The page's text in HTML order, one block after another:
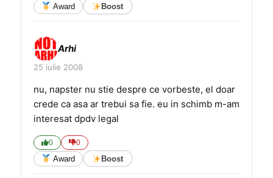
Award Boost
Arhi
25 iulie 2008
nu, napster nu stie despre ce vorbeste, el doar
crede ca asa ar trebui sa fie. eu in schimb m-am
interesat dpdv legal
0 0
Award Boost